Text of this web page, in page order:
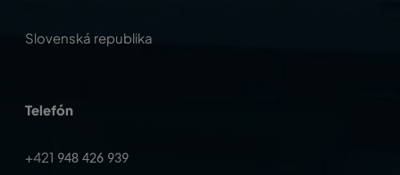
Slovenská republika
Telefón
+421 948 426 939